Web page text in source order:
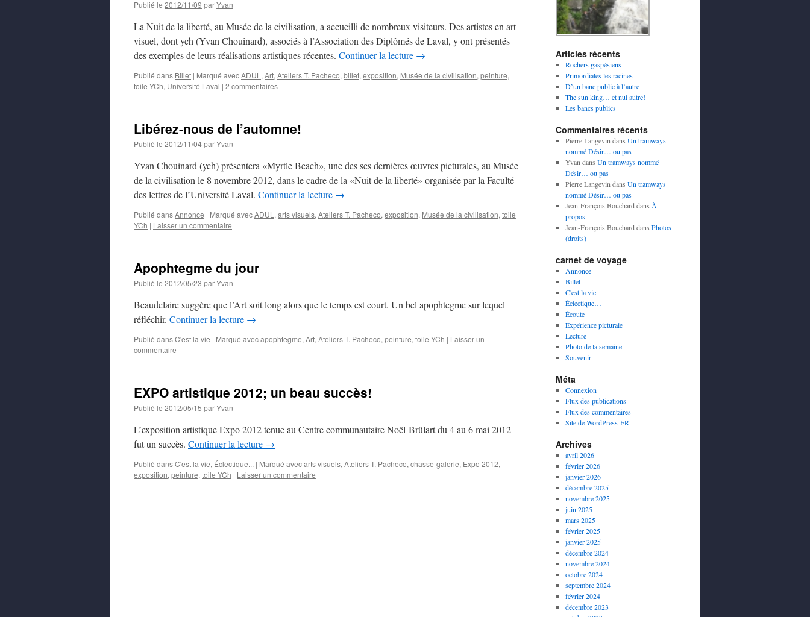
Publié le 2012/11/09 parYvan
La Nuit de la liberté, au Musée de la civilisation, a accueilli de nombreux visiteurs. Des artistes en art
visuel, dont ych (Yvan Chouinard), associés à l’Association des Diplômés de Laval, y ont présentés
des exemples de leurs réalisations artistiques récentes. Continuer la lecture →
Publié dans Billet | Marqué avecADUL , Art, Ateliers T. Pacheco, billet, exposition, Musée de la civilisation, peinture,
toile YCh, Université Laval | 2 commentaires
Libérez-nous de l’automne!
Publié le 2012/11/04parYvan
Yvan Chouinard (ych) présentera «Myrtle Beach», une des ses dernières œuvres picturales, au Musée
de la civilisation le 8 novembre 2012, dans le cadre de la «Nuit de la liberté» organisée par la Faculté
des lettres de l’Université Laval. Continuer la lecture →
Publié dansAnnonce | Marqué avecADUL , arts visuels, Ateliers T. Pacheco, exposition, Musée de la civilisation, toile
YCh | Laisser un commentaire
Apophtegme du jour
Publié le 2012/05/23 parYvan
Beaudelaire suggère que l’Art soit long alors que le temps est court. Un bel apophtegme sur lequel
réfléchir. Continuer la lecture →
Publié dansC'est la vie | Marqué avecapophtegme, Art, Ateliers T. Pacheco, peinture, toile YCh | Laisser un
commentaire
EXPO artistique 2012; un beau succès!
Publié le 2012/05/15 parYvan
L’exposition artistique Expo 2012 tenue au Centre communautaire Noêl-Brûlart du 4 au 6 mai 2012
fut un succès. Continuer la lecture →
Publié dansC'est la vie, Éclectique... | Marqué avecarts visuels, Ateliers T. Pacheco, chasse-galerie, Expo 2012,
exposition, peinture, toile YCh | Laisser un commentaire
Articles récents
Rochers gaspésiens
Primordiales les racines
D’un banc public à l’autre
The sun king… et nul autre!
Les bancs publics
Commentaires récents
Pierre Langevin dans Un tramways
nommé Désir… ou pas
Yvan dans Un tramways nommé
Désir… ou pas
Pierre Langevin dans Un tramways
nommé Désir… ou pas
Jean-François Bouchard dans À
propos
Jean-François Bouchard dans Photos
(droits)
carnet de voyage
Annonce
Billet
C'est la vie
Éclectique…
Écoute
Expérience picturale
Lecture
Photo de la semaine
Souvenir
Méta
Connexion
Flux des publications
Flux des commentaires
Site de WordPress-FR
Archives
avril 2026
février 2026
janvier 2026
décembre 2025
novembre 2025
juin 2025
mars 2025
février 2025
janvier 2025
décembre 2024
novembre 2024
octobre 2024
septembre 2024
février 2024
décembre 2023